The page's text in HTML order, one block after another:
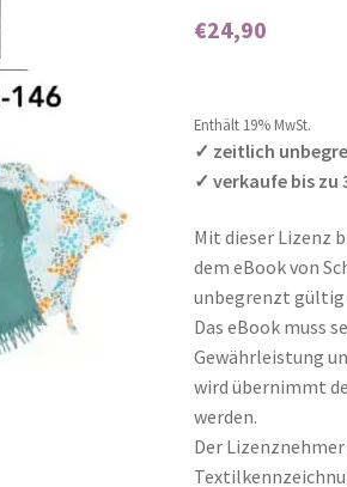
€24,90
Enthält 19% MwSt.
✓ zeitlich
✓ verkaufe bis zu
Mit dieser Lizenz
dem eBook von
unbegrenzt gültig
Das eBook muss
Gewährleistung
wird übernimmt
werden.
Der